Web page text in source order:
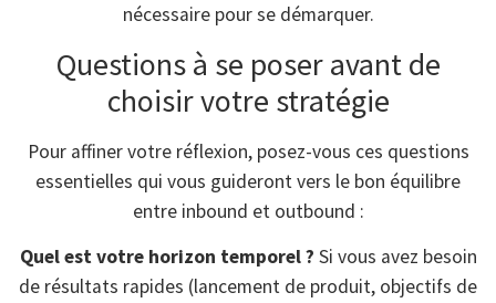
nécessaire pour se démarquer.
Questions à se poser avant de
choisir votre stratégie
Pour affiner votre réflexion, posez-vous ces questions
essentielles qui vous guideront vers le bon équilibre
entre inbound et outbound :
Quel est votre horizon temporel ? Si vous avez besoin
de résultats rapides (lancement de produit, objectifs de